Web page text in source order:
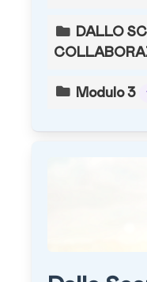
DALLO
Modulo 3